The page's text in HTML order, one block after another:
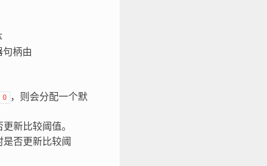
句柄由
0 ，则会分配一个默
新比较阈值。
否更新比较阈